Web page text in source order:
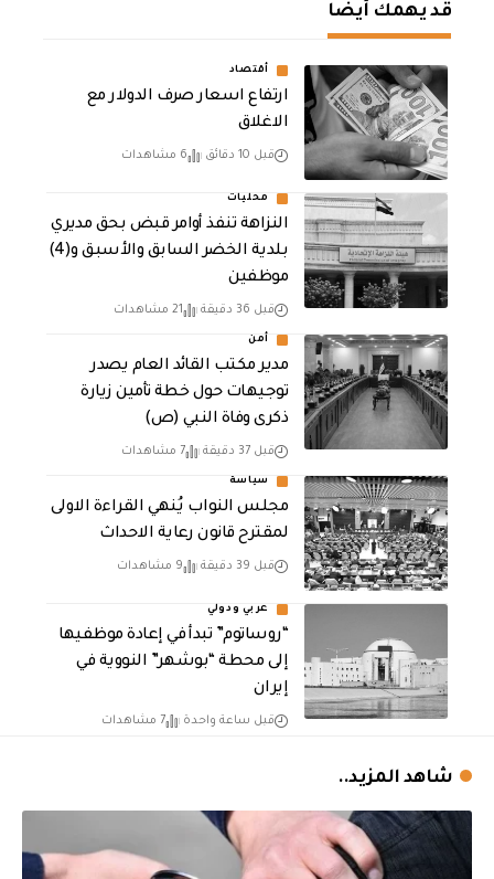
قد يهمك أيضا
أقتصاد
ارتفاع اسعار صرف الدولار مع
الاغلاق
قبل 10 دقائق 6 مشاهدات
محليات
النزاهة تنفذ أوامر قبض بحق مديري
بلدية الخضر السابق والأسبق و(4)
موظفين
قبل 36 دقيقة 21 مشاهدات
أمن
مدير مكتب القائد العام يصدر
توجيهات حول خطة تأمين زيارة
ذكرى وفاة النبي (ص)
قبل 37 دقيقة 7 مشاهدات
سياسة
مجلس النواب يُنهي القراءة الاولى
لمقترح قانون رعاية الاحداث
قبل 39 دقيقة 9 مشاهدات
عربي ودولي
“روساتوم” تبدأ في إعادة موظفيها
إلى محطة “بوشهر” النووية في
إيران
قبل ساعة واحدة 7 مشاهدات
شاهد المزيد..